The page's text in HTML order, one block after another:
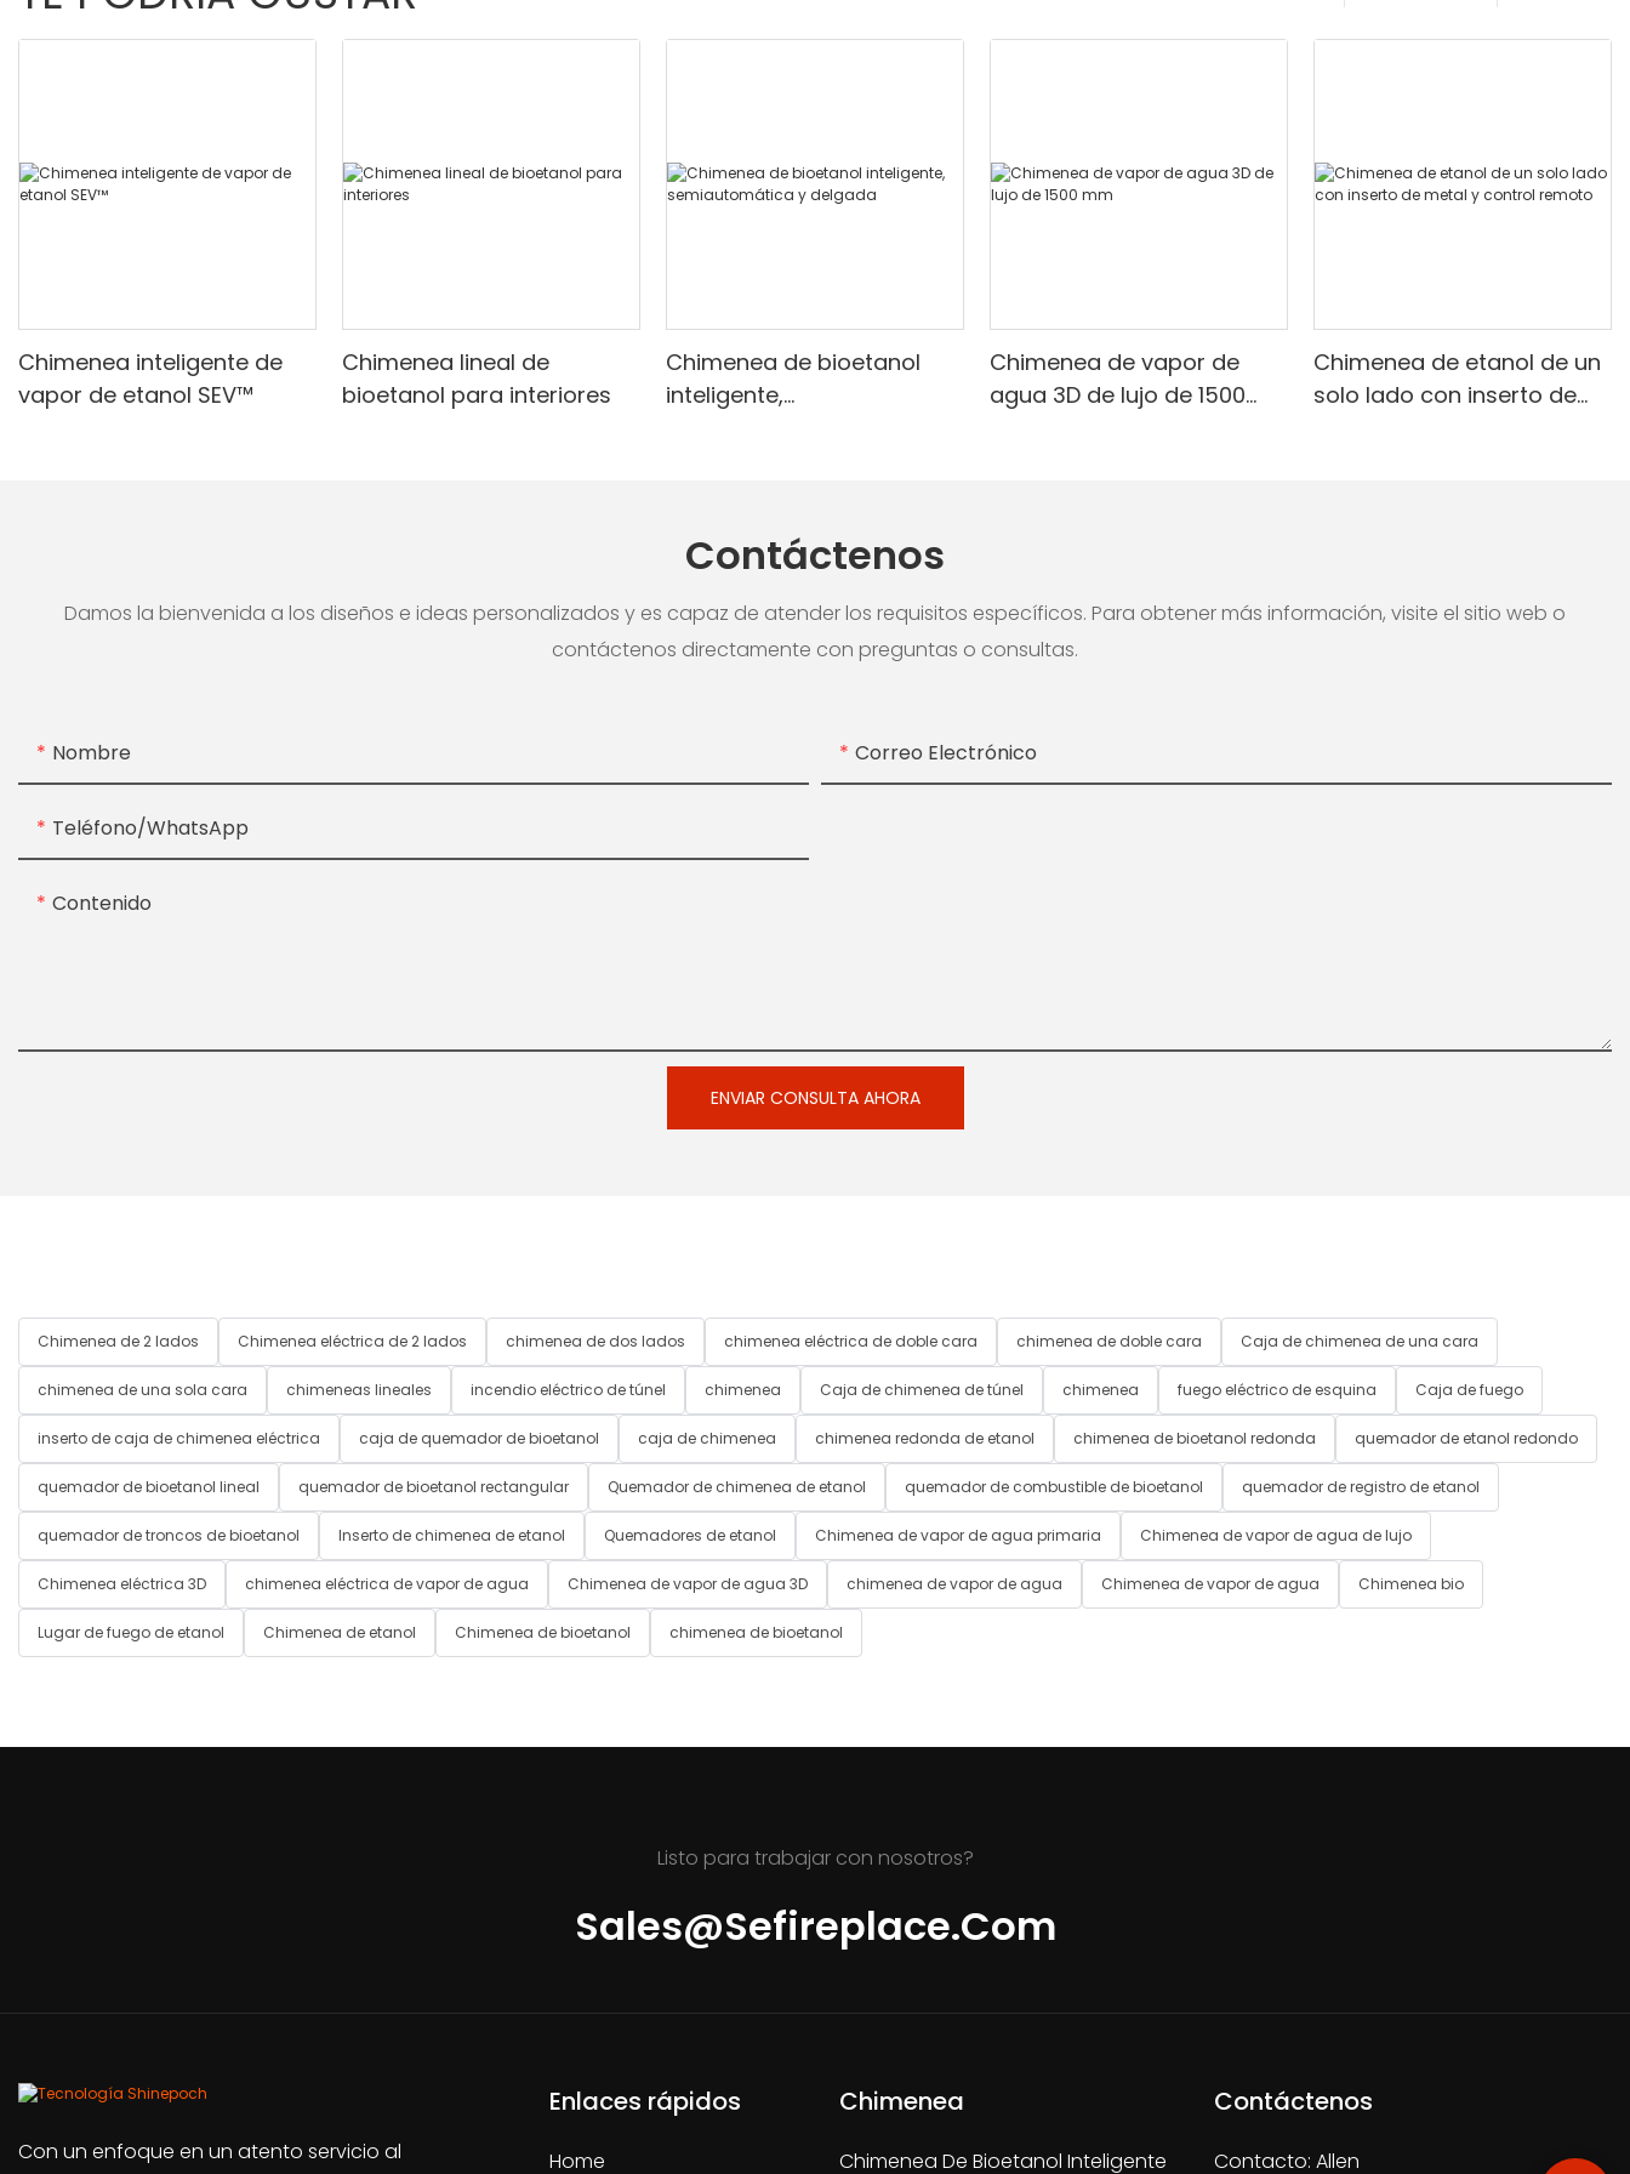
energéticamente eficiente. Para más detalles, visite
Chimenea inteligente de
vapor de etanol SEV™
Chimenea lineal de
bioetanol para interiores
Chimenea de bioetanol
inteligente,
Chimenea de vapor de
agua 3D de lujo de 1500
Chimenea de etanol de un
solo lado con inserto de
Contáctenos
Damos la bienvenida a los diseños e ideas personalizados y es capaz de atender los requisitos específicos. Para obtener más información, visite el sitio web o
contáctenos directamente con preguntas o consultas.
Nombre Correo Electrónico
Teléfono/WhatsApp
Contenido
ENVIAR CONSULTA AHORA
Chimenea de 2 lados Chimenea eléctrica de 2 lados chimenea de dos lados chimenea eléctrica de doble cara chimenea de doble cara Caja de chimenea de una cara
chimenea de una sola cara chimeneas lineales incendio eléctrico de túnel chimenea Caja de chimenea de túnel chimenea fuego eléctrico de esquina Caja de fuego
inserto de caja de chimenea eléctrica caja de quemador de bioetanol caja de chimenea chimenea redonda de etanol chimenea de bioetanol redonda quemador de etanol redondo
quemador de bioetanol lineal quemador de bioetanol rectangular Quemador de chimenea de etanol quemador de combustible de bioetanol quemador de registro de etanol
quemador de troncos de bioetanol Inserto de chimenea de etanol Quemadores de etanol Chimenea de vapor de agua primaria Chimenea de vapor de agua de lujo
Chimenea eléctrica 3D chimenea eléctrica de vapor de agua Chimenea de vapor de agua 3D chimenea de vapor de agua Chimenea de vapor de agua Chimenea bio
Lugar de fuego de etanol Chimenea de etanol Chimenea de bioetanol chimenea de bioetanol
Listo para trabajar con nosotros?
Sales@sefireplace.com
Con un enfoque en un atento servicio al
Enlaces rápidos
Home
Chimenea
Chimenea De Bioetanol Inteligente
Contáctenos
Contacto: Allen